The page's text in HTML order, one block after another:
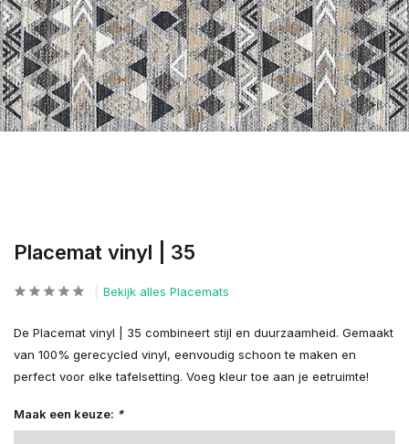
Placemat vinyl | 35
Bekijk alles Placemats
De Placemat vinyl | 35 combineert stijl en duurzaamheid. Gemaakt
van 100% gerecycled vinyl, eenvoudig schoon te maken en
perfect voor elke tafelsetting. Voeg kleur toe aan je eetruimte!
Maak een keuze: *